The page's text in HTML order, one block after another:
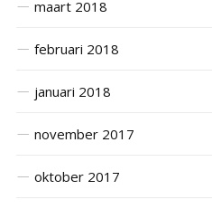
maart 2018
februari 2018
januari 2018
november 2017
oktober 2017